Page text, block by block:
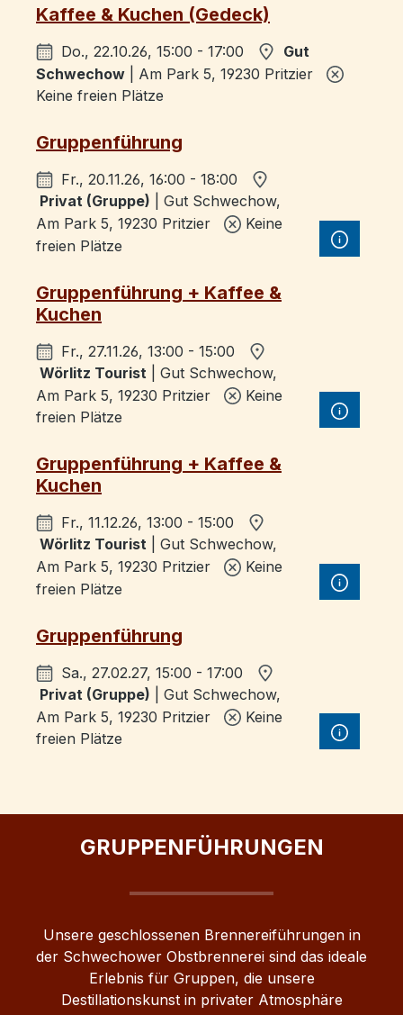
Kaffee & Kuchen (Gedeck)
Do., 22.10.26, 15:00 - 17:00
Gut
Schwechow | Am Park 5, 19230 Pritzier
Keine freien Plätze
Gruppenführung
Fr., 20.11.26, 16:00 - 18:00
Privat (Gruppe) | Gut Schwechow,
Am Park 5, 19230 Pritzier
Keine
freien Plätze
Gruppenführung + Kaffee &
Kuchen
Fr., 27.11.26, 13:00 - 15:00
Wörlitz Tourist | Gut Schwechow,
Am Park 5, 19230 Pritzier
Keine
freien Plätze
Gruppenführung + Kaffee &
Kuchen
Fr., 11.12.26, 13:00 - 15:00
Wörlitz Tourist | Gut Schwechow,
Am Park 5, 19230 Pritzier
Keine
freien Plätze
Gruppenführung
Sa., 27.02.27, 15:00 - 17:00
Privat (Gruppe) | Gut Schwechow,
Am Park 5, 19230 Pritzier
Keine
freien Plätze
GRUPPENFÜHRUNGEN
Unsere geschlossenen Brennereiführungen in
der Schwechower Obstbrennerei sind das ideale
Erlebnis für Gruppen, die unsere
Destillationskunst in privater Atmosphäre